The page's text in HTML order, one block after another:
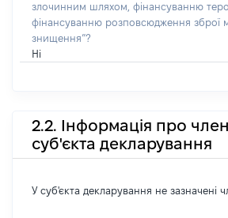
злочинним шляхом, фінансуванню
фінансуванню розповсюдження зброї
знищення”?
Ні
2.2. Інформація про
суб'єкта декларування
У суб'єкта декларування не зазначені